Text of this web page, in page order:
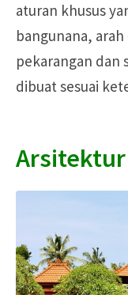
aturan khusus
bangunana,
pekarangan dan
dibuat sesuai
Arsitektur